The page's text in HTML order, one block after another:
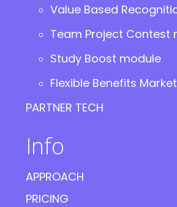
Value Based
Team Project Contest
Study Boost module
Flexible Benefits
PARTNER TECH
Info
APPROACH
PRICING